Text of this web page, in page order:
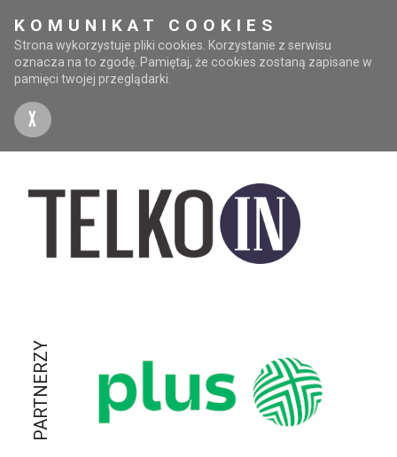
KOMUNIKAT COOKIES
Strona wykorzystuje pliki cookies. Korzystanie z serwisu
oznacza na to zgodę. Pamiętaj, że cookies zostaną zapisane w
pamięci twojej przeglądarki.
X
PARTNERZY